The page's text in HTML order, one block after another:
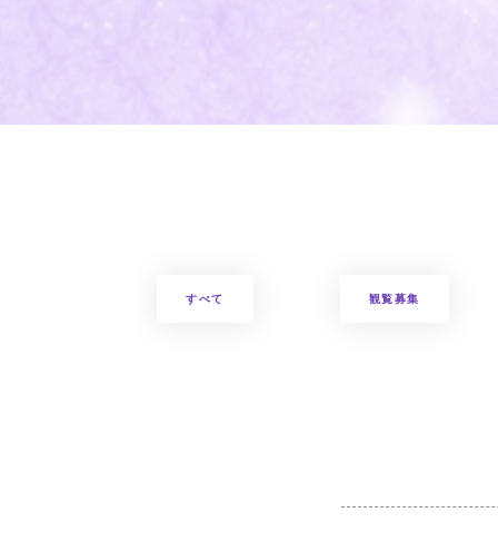
すべて 観覧募集